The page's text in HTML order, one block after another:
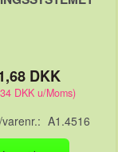
DKK
DKKu/Moms)
A1.4516